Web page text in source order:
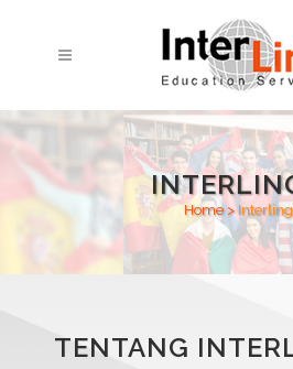
Home>
TENTANG